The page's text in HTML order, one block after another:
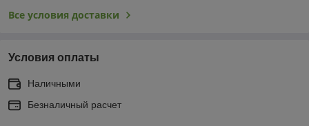
Все условия доставки
Условия оплаты
Наличными
Безналичный расчет